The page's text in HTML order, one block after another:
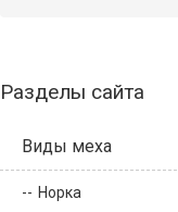
Разделы сайта
Виды меха
Норка